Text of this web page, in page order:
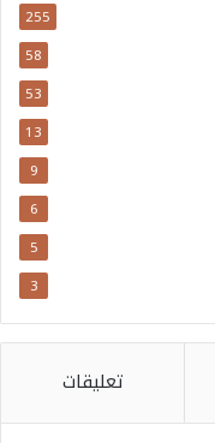
255
58
53
13
9
6
5
3
تعليقات